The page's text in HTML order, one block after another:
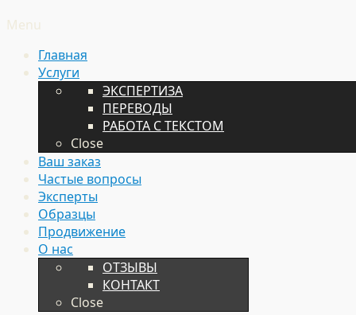
Menu
Главная
Услуги
ЭКСПЕРТИЗА
ПЕРЕВОДЫ
РАБОТА С ТЕКСТОМ
Close
Ваш заказ
Частые вопросы
Эксперты
Образцы
Продвижение
О нас
ОТЗЫВЫ
КОНТАКТ
Close